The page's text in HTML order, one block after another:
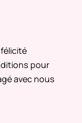
pour
avec nous